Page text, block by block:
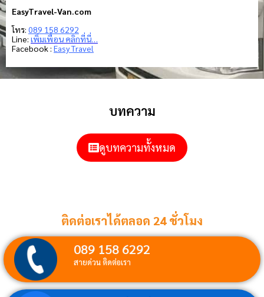
EasyTravel-Van.com
โทร: 089 158 6292
Line: เพิ่มเพื่อน คลิกที่นี่…
Facebook : Easy Travel
บทความ
ดูบทความทั้งหมด
ติดต่อเราได้ตลอด 24 ชั่วโมง
089 158 6292
สายด่วน ติดต่อเรา